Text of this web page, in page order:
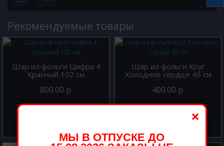
Рекомендуемые товары
Шар из фольги Цифра 4
Красный 102 см
800.00 р.
Шар из фольги Круг
Холодное сердце 46 см
400.00 р.
×
МЫ В ОТПУСКЕ ДО